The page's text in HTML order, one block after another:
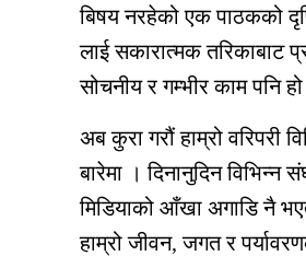
बिषय नरहेको एक पाठकको
लाई सकारात्मक तरिकाबाट
सोचनीय र गम्भीर काम पनि
अब कुरा गरौं हाम्रो वरिपरी
बारेमा । दिनानुदिन विभिन्न
मिडियाको आँखा अगाडि नै
हाम्रो जीवन, जगत र